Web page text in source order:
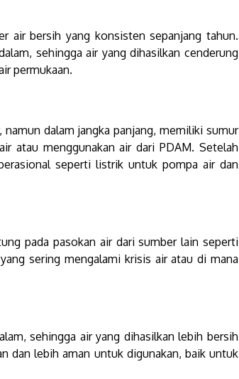
air bersih yang konsisten sepanjang tahun.
sehingga air yang dihasilkan cenderung
permukaan.
dalam jangka panjang, memiliki sumur
atau menggunakan air dari PDAM. Setelah
seperti listrik untuk pompa air dan
pada pasokan air dari sumber lain seperti
sering mengalami krisis air atau di mana
sehingga air yang dihasilkan lebih bersih
dan lebih aman untuk digunakan, baik untuk